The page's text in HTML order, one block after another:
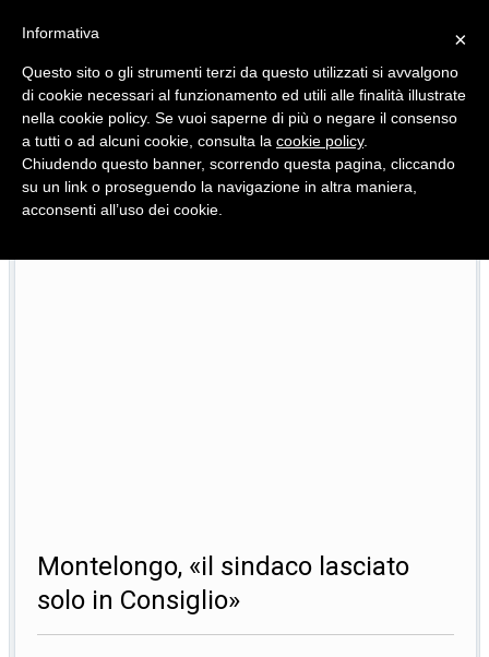
Quotidiano d'informazione distribuito in Molise con
Montelongo, «il sindaco lasciato
solo in Consiglio»
×
Informativa
Questo sito o gli strumenti terzi da questo utilizzati si avvalgono
di cookie necessari al funzionamento ed utili alle finalità illustrate
nella cookie policy. Se vuoi saperne di più o negare il consenso
a tutti o ad alcuni cookie, consulta la cookie policy.
Chiudendo questo banner, scorrendo questa pagina, cliccando
su un link o proseguendo la navigazione in altra maniera,
acconsenti all’uso dei cookie.